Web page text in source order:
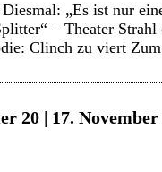
„Es ist nur
– Theater
Clinch zu viert
20 | 17. November